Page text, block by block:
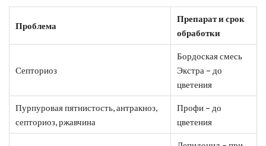
Проблема
Препарат и срок
обработки
Септориоз
Бордоская смесь
Экстра – до
цветения
Пурпуровая пятнистость, антракноз,
септориоз, ржавчина
Профи – до
цветения